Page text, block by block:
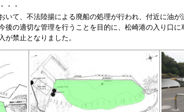
・・
いて、不法陸揚による廃船の処理が行われ、付近に油
後の適切な管理を行うことを目的に、松崎港の入り口に
が禁止となりました。